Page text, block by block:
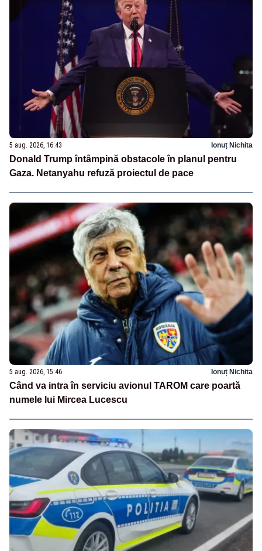
5 aug. 2026, 16:43 Ionuț Nichita
Donald Trump întâmpină obstacole în planul pentru
Gaza. Netanyahu refuză proiectul de pace
5 aug. 2026, 15:46 Ionuț Nichita
Când va intra în serviciu avionul TAROM care poartă
numele lui Mircea Lucescu